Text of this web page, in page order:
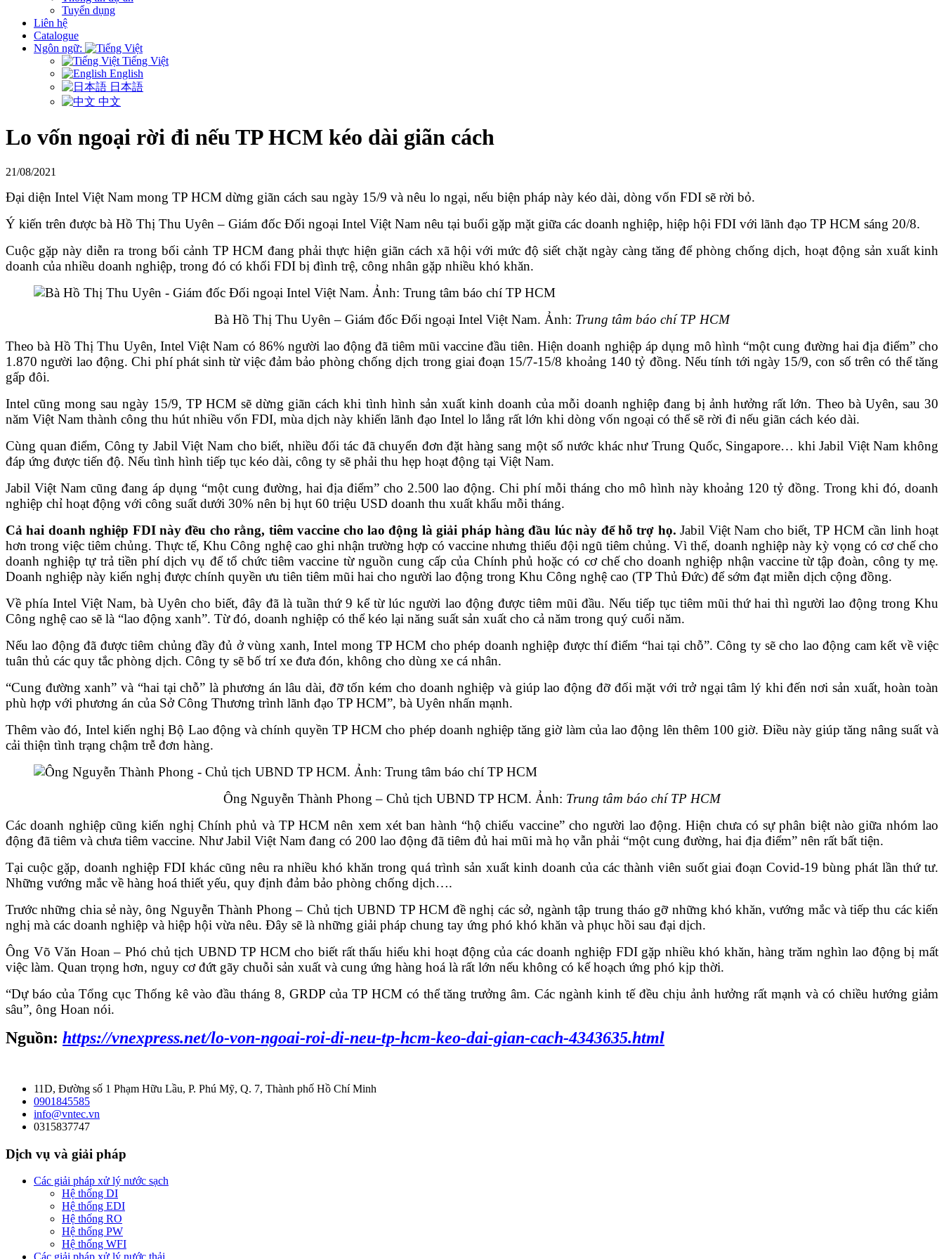
Tuyển dụng
Liên hệ
Catalogue
Ngôn ngữ:
Tiếng Việt
English
日本語
中文
Lo vốn ngoại rời đi nếu TP HCM kéo dài giãn cách
21/08/2021
Đại diện Intel Việt Nam mong TP HCM dừng giãn cách sau ngày 15/9 và nêu lo ngại, nếu biện pháp này kéo dài, dòng vốn FDI sẽ rời bỏ.
Ý kiến trên được bà Hồ Thị Thu Uyên – Giám đốc Đối ngoại Intel Việt Nam nêu tại buổi gặp mặt giữa các doanh nghiệp, hiệp hội FDI với lãnh đạo TP HCM sáng 20/8.
Cuộc gặp này diễn ra trong bối cảnh TP HCM đang phải thực hiện giãn cách xã hội với mức độ siết chặt ngày càng tăng để phòng chống dịch, hoạt động sản xuất kinh
doanh của nhiều doanh nghiệp, trong đó có khối FDI bị đình trệ, công nhân gặp nhiều khó khăn.
Bà Hồ Thị Thu Uyên – Giám đốc Đối ngoại Intel Việt Nam. Ảnh: Trung tâm báo chí TP HCM
Theo bà Hồ Thị Thu Uyên, Intel Việt Nam có 86% người lao động đã tiêm mũi vaccine đầu tiên. Hiện doanh nghiệp áp dụng mô hình “một cung đường hai địa điểm” cho
1.870 người lao động. Chi phí phát sinh từ việc đảm bảo phòng chống dịch trong giai đoạn 15/7-15/8 khoảng 140 tỷ đồng. Nếu tính tới ngày 15/9, con số trên có thể tăng
gấp đôi.
Intel cũng mong sau ngày 15/9, TP HCM sẽ dừng giãn cách khi tình hình sản xuất kinh doanh của mỗi doanh nghiệp đang bị ảnh hưởng rất lớn. Theo bà Uyên, sau 30
năm Việt Nam thành công thu hút nhiều vốn FDI, mùa dịch này khiến lãnh đạo Intel lo lắng rất lớn khi dòng vốn ngoại có thể sẽ rời đi nếu giãn cách kéo dài.
Cùng quan điểm, Công ty Jabil Việt Nam cho biết, nhiều đối tác đã chuyển đơn đặt hàng sang một số nước khác như Trung Quốc, Singapore… khi Jabil Việt Nam không
đáp ứng được tiến độ. Nếu tình hình tiếp tục kéo dài, công ty sẽ phải thu hẹp hoạt động tại Việt Nam.
Jabil Việt Nam cũng đang áp dụng “một cung đường, hai địa điểm” cho 2.500 lao động. Chi phí mỗi tháng cho mô hình này khoảng 120 tỷ đồng. Trong khi đó, doanh
nghiệp chỉ hoạt động với công suất dưới 30% nên bị hụt 60 triệu USD doanh thu xuất khẩu mỗi tháng.
Cả hai doanh nghiệp FDI này đều cho rằng, tiêm vaccine cho lao động là giải pháp hàng đầu lúc này để hỗ trợ họ. Jabil Việt Nam cho biết, TP HCM cần linh hoạt
hơn trong việc tiêm chủng. Thực tế, Khu Công nghệ cao ghi nhận trường hợp có vaccine nhưng thiếu đội ngũ tiêm chủng. Vì thế, doanh nghiệp này kỳ vọng có cơ chế cho
doanh nghiệp tự trả tiền phí dịch vụ để tổ chức tiêm vaccine từ nguồn cung cấp của Chính phủ hoặc có cơ chế cho doanh nghiệp nhận vaccine từ tập đoàn, công ty mẹ.
Doanh nghiệp này kiến nghị được chính quyền ưu tiên tiêm mũi hai cho người lao động trong Khu Công nghệ cao (TP Thủ Đức) để sớm đạt miễn dịch cộng đồng.
Về phía Intel Việt Nam, bà Uyên cho biết, đây đã là tuần thứ 9 kể từ lúc người lao động được tiêm mũi đầu. Nếu tiếp tục tiêm mũi thứ hai thì người lao động trong Khu
Công nghệ cao sẽ là “lao động xanh”. Từ đó, doanh nghiệp có thể kéo lại năng suất sản xuất cho cả năm trong quý cuối năm.
Nếu lao động đã được tiêm chủng đầy đủ ở vùng xanh, Intel mong TP HCM cho phép doanh nghiệp được thí điểm “hai tại chỗ”. Công ty sẽ cho lao động cam kết về việc
tuân thủ các quy tắc phòng dịch. Công ty sẽ bố trí xe đưa đón, không cho dùng xe cá nhân.
“Cung đường xanh” và “hai tại chỗ” là phương án lâu dài, đỡ tốn kém cho doanh nghiệp và giúp lao động đỡ đối mặt với trở ngại tâm lý khi đến nơi sản xuất, hoàn toàn
phù hợp với phương án của Sở Công Thương trình lãnh đạo TP HCM”, bà Uyên nhấn mạnh.
Thêm vào đó, Intel kiến nghị Bộ Lao động và chính quyền TP HCM cho phép doanh nghiệp tăng giờ làm của lao động lên thêm 100 giờ. Điều này giúp tăng nâng suất và
cải thiện tình trạng chậm trễ đơn hàng.
Ông Nguyễn Thành Phong – Chủ tịch UBND TP HCM. Ảnh: Trung tâm báo chí TP HCM
Các doanh nghiệp cũng kiến nghị Chính phủ và TP HCM nên xem xét ban hành “hộ chiếu vaccine” cho người lao động. Hiện chưa có sự phân biệt nào giữa nhóm lao
động đã tiêm và chưa tiêm vaccine. Như Jabil Việt Nam đang có 200 lao động đã tiêm đủ hai mũi mà họ vẫn phải “một cung đường, hai địa điểm” nên rất bất tiện.
Tại cuộc gặp, doanh nghiệp FDI khác cũng nêu ra nhiều khó khăn trong quá trình sản xuất kinh doanh của các thành viên suốt giai đoạn Covid-19 bùng phát lần thứ tư.
Những vướng mắc về hàng hoá thiết yếu, quy định đảm bảo phòng chống dịch….
Trước những chia sẻ này, ông Nguyễn Thành Phong – Chủ tịch UBND TP HCM đề nghị các sở, ngành tập trung tháo gỡ những khó khăn, vướng mắc và tiếp thu các kiến
nghị mà các doanh nghiệp và hiệp hội vừa nêu. Đây sẽ là những giải pháp chung tay ứng phó khó khăn và phục hồi sau đại dịch.
Ông Võ Văn Hoan – Phó chủ tịch UBND TP HCM cho biết rất thấu hiểu khi hoạt động của các doanh nghiệp FDI gặp nhiều khó khăn, hàng trăm nghìn lao động bị mất
việc làm. Quan trọng hơn, nguy cơ đứt gãy chuỗi sản xuất và cung ứng hàng hoá là rất lớn nếu không có kế hoạch ứng phó kịp thời.
“Dự báo của Tổng cục Thống kê vào đầu tháng 8, GRDP của TP HCM có thể tăng trưởng âm. Các ngành kinh tế đều chịu ảnh hưởng rất mạnh và có chiều hướng giảm
sâu”, ông Hoan nói.
Nguồn: https://vnexpress.net/lo-von-ngoai-roi-di-neu-tp-hcm-keo-dai-gian-cach-4343635.html
11D, Đường số 1 Phạm Hữu Lầu, P. Phú Mỹ, Q. 7, Thành phố Hồ Chí Minh
0901845585
info@vntec.vn
0315837747
Dịch vụ và giải pháp
Các giải pháp xử lý nước sạch
Hệ thống DI
Hệ thống EDI
Hệ thống RO
Hệ thống PW
Hệ thống WFI